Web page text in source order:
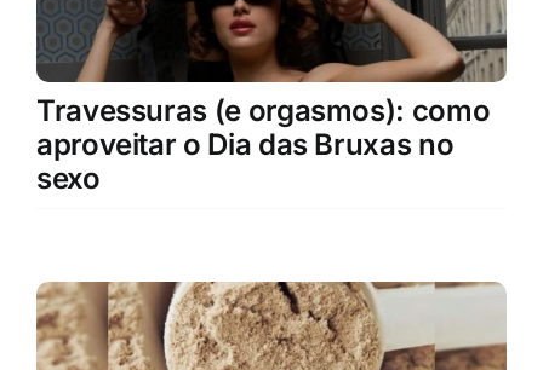
Travessuras (e orgasmos): como
aproveitar o Dia das Bruxas no
sexo